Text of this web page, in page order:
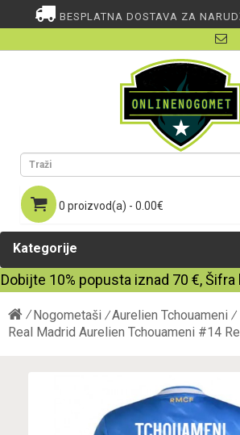
BESPLATNA DOSTAVA ZA
0 proizvod(a) - 0.00€
Kategorije
Dobijte 10% popusta iznad 70 €, Šifra
Nogometaši
Aurelien Tchouameni
Real Madrid Aurelien Tchouameni #14